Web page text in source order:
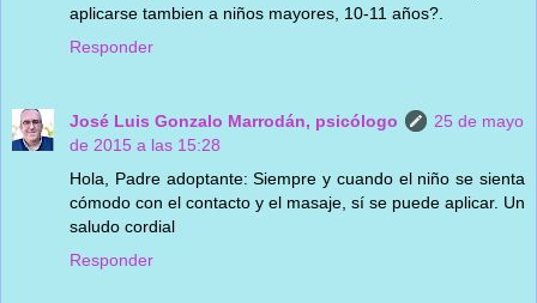
aplicarse tambien a niños mayores, 10-11 años?.
Responder
José Luis Gonzalo Marrodán, psicólogo
25 de mayo
de 2015 a las 15:28
Hola, Padre adoptante: Siempre y cuando el niño se sienta
cómodo con el contacto y el masaje, sí se puede aplicar. Un
saludo cordial
Responder